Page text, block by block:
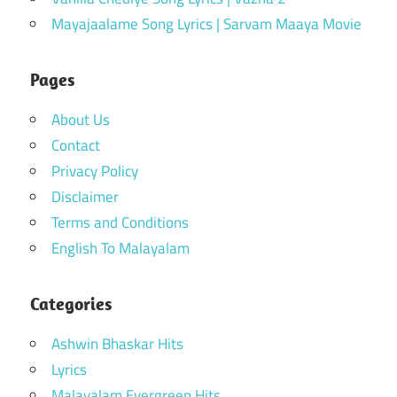
Mayajaalame Song Lyrics | Sarvam Maaya Movie
Pages
About Us
Contact
Privacy Policy
Disclaimer
Terms and Conditions
English To Malayalam
Categories
Ashwin Bhaskar Hits
Lyrics